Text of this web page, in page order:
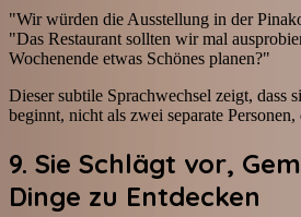
"Wir würden die Ausstellung in der
"Das Restaurant sollten wir mal
Wochenende etwas Schönes planen?"
Dieser subtile Sprachwechsel zeigt, dass
beginnt, nicht als zwei separate
9. Sie Schlägt vor,
Dinge zu Entdecken